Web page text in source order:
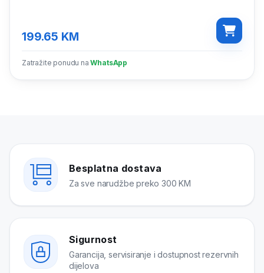
199.65 KM
Zatražite ponudu na WhatsApp
Besplatna dostava
Za sve narudžbe preko 300 KM
Sigurnost
Garancija, servisiranje i dostupnost rezervnih
dijelova